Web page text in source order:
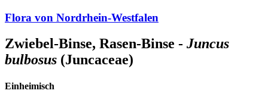
Flora von Nordrhein-Westfalen
Zwiebel-Binse, Rasen-Binse - Juncus
bulbosus (Juncaceae)
Einheimisch